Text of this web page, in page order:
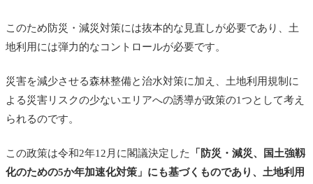
このため防災・減災対策には抜本的な見直しが必要であり、土
地利用には弾力的なコントロールが必要です。
災害を減少させる森林整備と治水対策に加え、土地利用規制に
よる災害リスクの少ないエリアへの誘導が政策の1つとして考え
られるのです。
この政策は令和2年12月に閣議決定した
「防災・減災、国土強靱
化のための5か年加速化対策」にも基づくものであり、土地利用